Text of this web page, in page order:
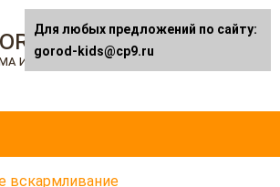
kids.ru
и я
вскармливание
Для любых предложений по сайту:
gorod-kids@cp9.ru